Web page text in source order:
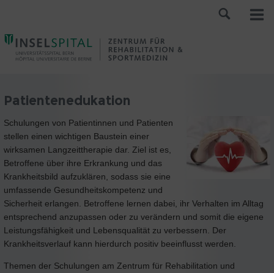
Patientenedukation
Schulungen von Patientinnen und Patienten
stellen einen wichtigen Baustein einer
wirksamen Langzeittherapie dar. Ziel ist es,
Betroffene über ihre Erkrankung und das
Krankheitsbild aufzuklären, sodass sie eine
umfassende Gesundheitskompetenz und
Sicherheit erlangen. Betroffene lernen dabei, ihr Verhalten im Alltag
entsprechend anzupassen oder zu verändern und somit die eigene
Leistungsfähigkeit und Lebensqualität zu verbessern. Der
Krankheitsverlauf kann hierdurch positiv beeinflusst werden.
Themen der Schulungen am Zentrum für Rehabilitation und